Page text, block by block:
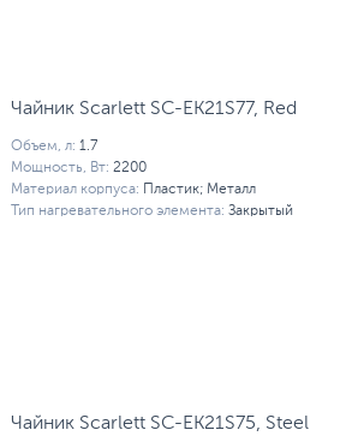
Чайник Scarlett SC-EK21S77, Red
Объем, л: 1.7
Мощность, Вт: 2200
Материал корпуса:
Пластик; Металл
Тип нагревательного элемента: Закрытый
Чайник Scarlett SC-EK21S75, Steel